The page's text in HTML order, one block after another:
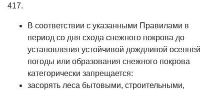
417.
В соответствии с указанными Правилами в
период со дня схода снежного покрова до
установления устойчивой дождливой осенней
погоды или образования снежного покрова
категорически запрещается:
засорять леса бытовыми, строительными,